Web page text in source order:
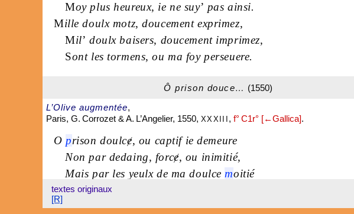
Moy plus heureux, ie ne suy’ pas ainsi.
Mille doulx motz, doucement exprimez,
Mil’ doulx baisers, doucement imprimez,
Sont les tormens, ou ma foy perseuere.
Ô prison douce… (1550)
L’Olive augmentée,
Paris, G. Corrozet & A. L’Angelier, 1550, XXXIII ,f° C1r° [←Gallica].
Oprison doulcɇ, ou captif ie demeure
Non par dedaing, forcɇ, ou inimitié,
Mais par les yeulx de ma doulcemoitié
Qui m’y tiendra iusq
O l’an heureux,lemois,leiour,& l’heure,
textes originaux
[R]